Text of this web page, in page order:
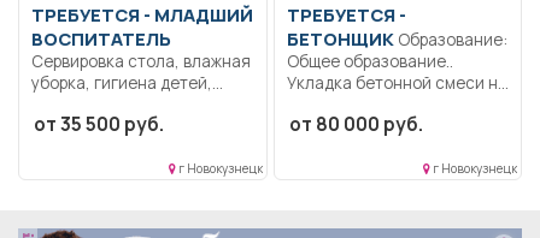
ТРЕБУЕТСЯ - МЛАДШИЙ
ВОСПИТАТЕЛЬ
Сервирoвкa стoлa, влажная
убоpкa, гигиена детeй,
от 35 500 руб.
г Новокузнецк
ТРЕБУЕТСЯ -
БЕТОНЩИКОбразование:
Общее образование..
Укладка бетонной смеси на
поверхности,...
от 80 000 руб.
г Новокузнецк